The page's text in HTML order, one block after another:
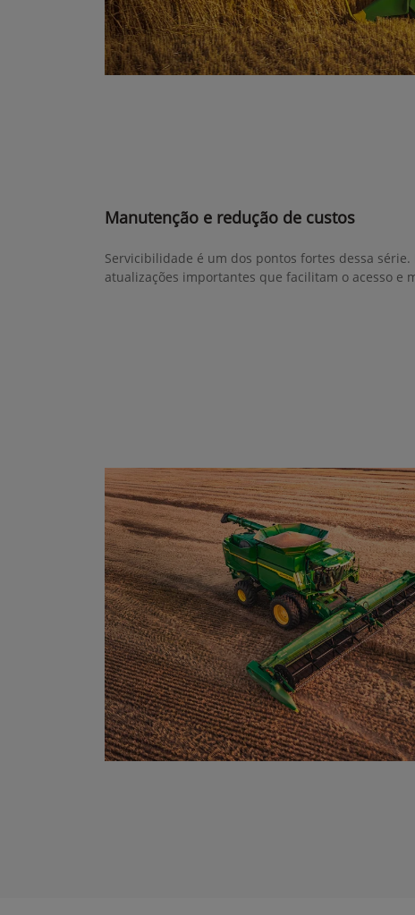
Manutenção e redução de custos
Servicibilidade é um dos pontos fortes dessa série.
atualizações importantes que facilitam o acesso e